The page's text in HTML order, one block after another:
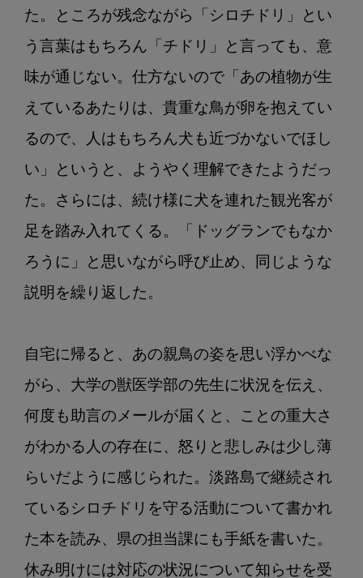
た。ところが残念ながら「シロチドリ」とい
う言葉はもちろん「チドリ」と言っても、意
味が通じない。仕方ないので「あの植物が生
えているあたりは、貴重な鳥が卵を抱えてい
るので、人はもちろん犬も近づかないでほし
い」というと、ようやく理解できたようだっ
た。さらには、続け様に犬を連れた観光客が
足を踏み入れてくる。「ドッグランでもなか
ろうに」と思いながら呼び止め、同じような
説明を繰り返した。
自宅に帰ると、あの親鳥の姿を思い浮かべな
がら、大学の獣医学部の先生に状況を伝え、
何度も助言のメールが届くと、ことの重大さ
がわかる人の存在に、怒りと悲しみは少し薄
らいだように感じられた。淡路島で継続され
ているシロチドリを守る活動について書かれ
た本を読み、県の担当課にも手紙を書いた。
休み明けには対応の状況について知らせを受